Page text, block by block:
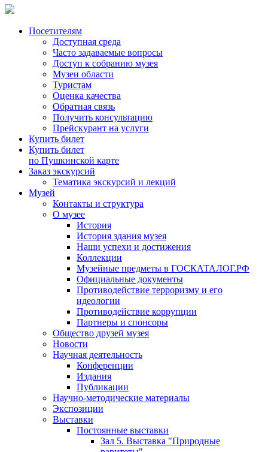
Посетителям
Доступная среда
Часто задаваемые вопросы
Доступ к собранию музея
Музеи области
Туристам
Оценка качества
Обратная связь
Получить консультацию
Прейскурант на услуги
Купить билет
Купить билет
по Пушкинской карте
Заказ экскурсий
Тематика экскурсий и лекций
Музей
Контакты и структура
О музее
История
История здания музея
Наши успехи и достижения
Коллекции
Музейные предметы в ГОСКАТАЛОГ.РФ
Официальные документы
Противодействие терроризму и его
идеологии
Противодействие коррупции
Партнеры и спонсоры
Общество друзей музея
Новости
Научная деятельность
Конференции
Издания
Публикации
Научно-методические материалы
Экспозиции
Выставки
Постоянные выставки
Зал 5. Выставка "Природные